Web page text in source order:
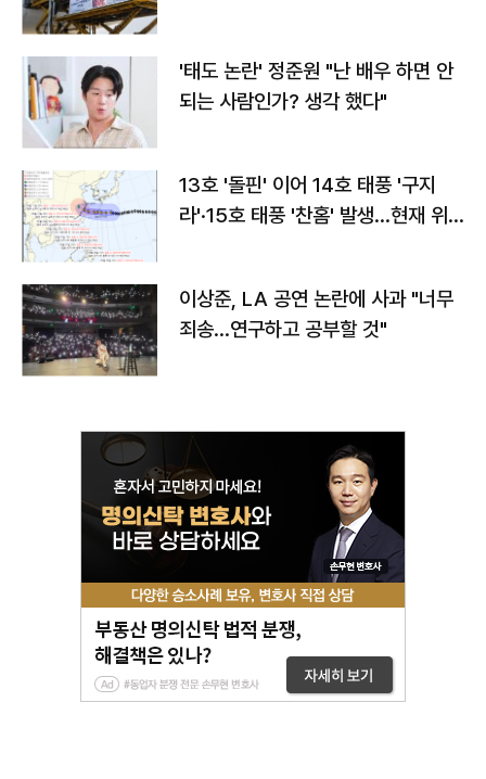
'태도 논란' 정준원 "난 배우 하면 안
되는 사람인가? 생각 했다"
13호 '돌핀' 이어 14호 태풍 '구지
라'·15호 태풍 '찬홈' 발생…현재 위
이상준, LA 공연 논란에 사과 "너무
죄송…연구하고 공부할 것"